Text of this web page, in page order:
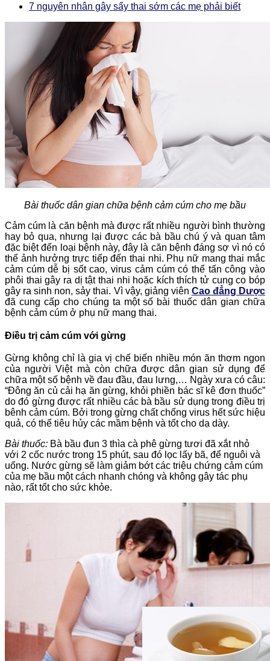
7 nguyên nhân gây sẩy thai sớm các mẹ phải biết
Bài thuốc dân gian chữa bệnh cảm cúm cho mẹ bầu
Cảm cúm là căn bệnh mà được rất nhiều người bình thường
hay bỏ qua, nhưng lại được các bà bầu chú ý và quan tâm
đặc biệt đến loại bệnh này, đây là căn bệnh đáng sợ vì nó có
thể ảnh hưởng trực tiếp đến thai nhi. Phụ nữ mang thai mắc
cảm cúm dễ bị sốt cao, virus cảm cúm có thể tấn công vào
phôi thai gây ra dị tật thai nhi hoặc kích thích tử cung co bóp
gây ra sinh non, sảy thai. Vì vậy, giảng viên Cao đẳng Dược
đã cung cấp cho chúng ta một số bài thuốc dân gian chữa
bệnh cảm cúm ở phụ nữ mang thai.
Điều trị cảm cúm với gừng
Gừng không chỉ là gia vị chế biến nhiều món ăn thơm ngon
của người Việt mà còn chữa được dân gian sử dụng để
chữa một số bệnh về đau đầu, đau lưng,… Ngày xưa có câu:
“Đông ăn củ cải hạ ăn gừng, khỏi phiền bác sĩ kê đơn thuốc”
do đó gừng được rất nhiều các bà bầu sử dụng trong điều trị
bênh cảm cúm. Bởi trong gừng chất chống virus hết sức hiệu
quả, có thể tiêu hủy các mầm bệnh và tốt cho dạ dày.
Bài thuốc: Bà bầu đun 3 thìa cà phê gừng tươi đã xắt nhỏ
với 2 cốc nước trong 15 phút, sau đó lọc lấy bã, để nguôi và
uống. Nước gừng sẽ làm giảm bớt các triệu chứng cảm cúm
của mẹ bầu một cách nhanh chóng và không gây tác phụ
nào, rất tốt cho sức khỏe.